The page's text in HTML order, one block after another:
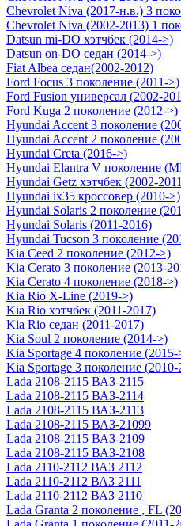
Chevrolet Niva (2017-н.в.) 3
Chevrolet Niva (2002-2013) 1
Datsun mi-DO хэтчбек (2014->)
Datsun on-DO седан (2014->)
Fiat Albea седан(2002-2012)
Ford Focus 3 поколение (2011->)
Ford Fusion универсал (2002-
Ford Kuga 2 поколение (2012->)
Hyundai Accent 3 поколение
Hyundai Accent 2 поколение
Hyundai Creta (2016->)
Hyundai Elantra V поколение
Hyundai Getz хэтчбек (2002-
Hyundai ix35 кроссовер (2010->)
Hyundai Solaris 2 поколение
Hyundai Solaris (2011-2016)
Hyundai Tucson 3 поколение
Kia Ceed 2 поколение (2012->)
Kia Cerato 3 поколение (2013-
Kia Cerato 4 поколение (2018->)
Kia Rio X-Line (2019->)
Kia Rio хэтчбек (2011-2017)
Kia Rio седан (2011-2017)
Kia Soul 2 поколение (2014->)
Kia Sportage 4 поколение (2015-
Kia Sportage 3 поколение (2010-
Lada 2108-2115 ВАЗ-2115
Lada 2108-2115 ВАЗ-2114
Lada 2108-2115 ВАЗ-2113
Lada 2108-2115 ВАЗ-21099
Lada 2108-2115 ВАЗ-2109
Lada 2108-2115 ВАЗ-2108
Lada 2110-2112 ВАЗ 2112
Lada 2110-2112 ВАЗ 2111
Lada 2110-2112 ВАЗ 2110
Lada Granta 2 поколение , FL